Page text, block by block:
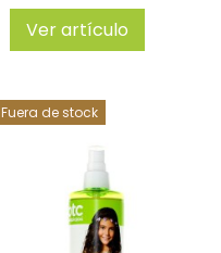
Ver artículo
Fuera de stock